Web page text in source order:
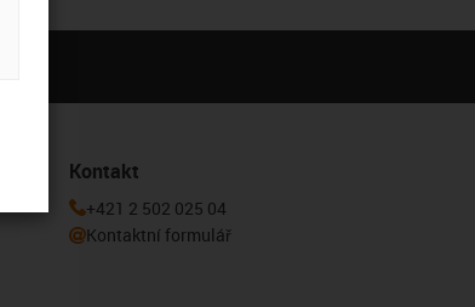
Kontakt
+421 2 502 025 04
Kontaktní formulář